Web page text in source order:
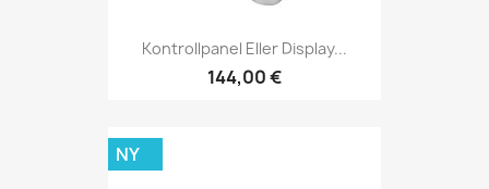
Kontrollpanel Eller Display...
144,00 €
NY